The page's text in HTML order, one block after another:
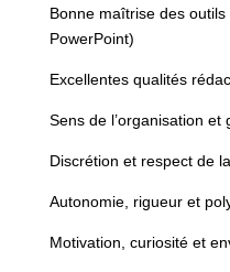
Bonne maîtrise des
PowerPoint)
Excellentes qualités
Sens de l’organisation et
Discrétion et respect de
Autonomie, rigueur et
Motivation, curiosité et